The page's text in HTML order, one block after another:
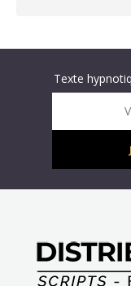
Texte
Infolettre :